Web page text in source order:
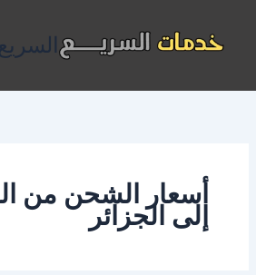
المحتوى
أسعار الشحن من
إلى الجزائر